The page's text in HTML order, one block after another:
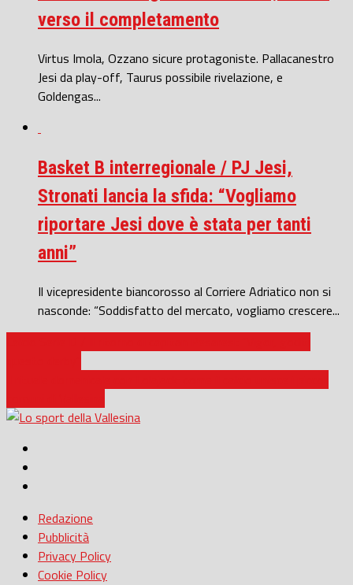
verso il completamento
Virtus Imola, Ozzano sicure protagoniste. Pallacanestro
Jesi da play-off, Taurus possibile rivelazione, e
Goldengas...
Basket B interregionale / PJ Jesi,
Stronati lancia la sfida: “Vogliamo
riportare Jesi dove è stata per tanti
anni”
Il vicepresidente biancorosso al Corriere Adriatico non si
nasconde: “Soddisfatto del mercato, vogliamo crescere...
Redazione
Pubblicità
Privacy Policy
Cookie Policy